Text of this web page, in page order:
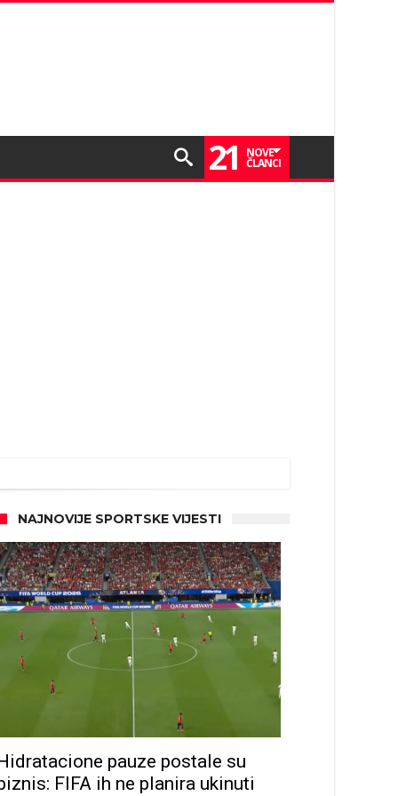
21 NOVE
ČLANCI
NAJNOVIJE SPORTSKE VIJESTI
pauze postale su
FIFA ih ne planira ukinuti